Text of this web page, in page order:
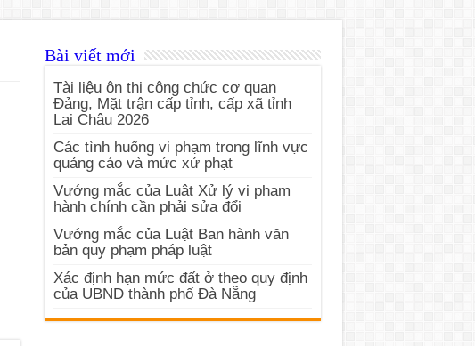
Bài viết mới
Tài liệu ôn thi công chức cơ quan
Đảng, Mặt trận cấp tỉnh, cấp xã tỉnh
Lai Châu 2026
Các tình huống vi phạm trong lĩnh vực
quảng cáo và mức xử phạt
Vướng mắc của Luật Xử lý vi phạm
hành chính cần phải sửa đổi
Vướng mắc của Luật Ban hành văn
bản quy phạm pháp luật
Xác định hạn mức đất ở theo quy định
của UBND thành phố Đà Nẵng